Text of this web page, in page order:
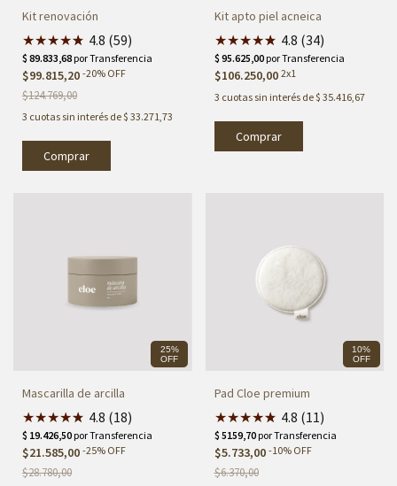
Kit renovación
★★★★★
★ 4.8 (59)
$99.815,20 -20% OFF
$124.769,00
3 cuotas sin interés de$ 33.271,73
Comprar
Kit apto piel acneica
★★★★★
★ 4.8 (34)
$106.250,00 2x1
3 cuotas sin interés de$ 35.416,67
Comprar
25%
OFF
Mascarilla de arcilla
★★★★★
★ 4.8 (18)
$21.585,00 -25% OFF
$28.780,00
10%
OFF
Pad Cloe premium
★★★★★
★ 4.8 (11)
$5.733,00 -10% OFF
$6.370,00